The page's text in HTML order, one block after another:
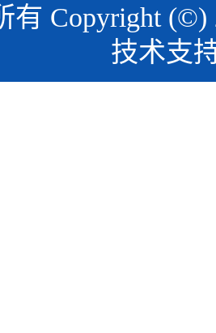
有 Copyright
技术支